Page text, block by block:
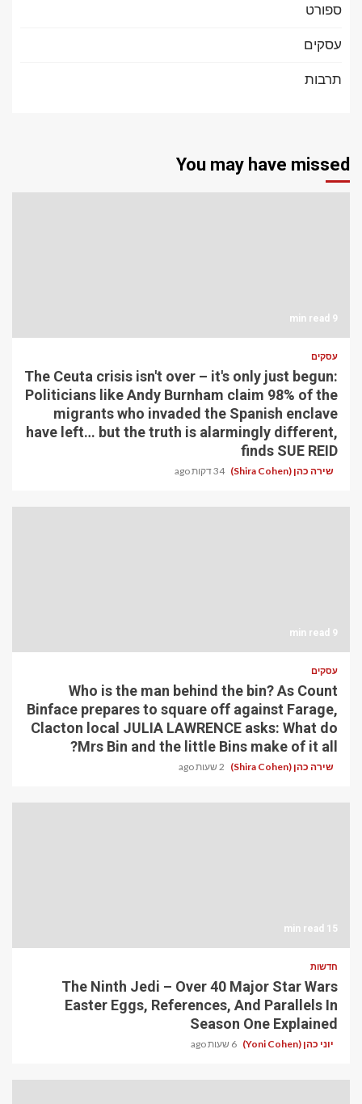
ספורט
עסקים
תרבות
You may have missed
9 min read
עסקים
The Ceuta crisis isn't over – it's only just begun:
Politicians like Andy Burnham claim 98% of the
migrants who invaded the Spanish enclave
have left… but the truth is alarmingly different,
finds SUE REID
שירה כהן (Shira Cohen) 34 דקות ago
9 min read
עסקים
Who is the man behind the bin? As Count
Binface prepares to square off against Farage,
Clacton local JULIA LAWRENCE asks: What do
Mrs Bin and the little Bins make of it all?
שירה כהן (Shira Cohen) 2 שעות ago
15 min read
חדשות
The Ninth Jedi – Over 40 Major Star Wars
Easter Eggs, References, And Parallels In
Season One Explained
יוני כהן (Yoni Cohen) 6 שעות ago